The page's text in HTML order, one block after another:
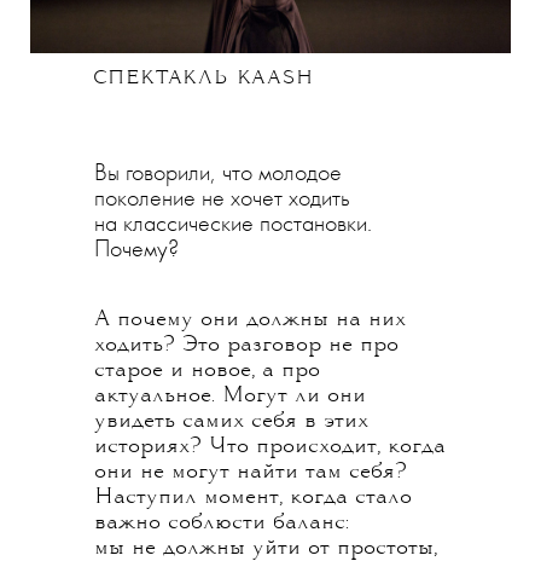
СПЕКТАКЛЬ KAASH
Вы говорили, что молодое
поколение не хочет ходить
на классические постановки.
Почему?
А почему они должны на них
ходить? Это разговор не про
старое и новое, а про
актуальное. Могут ли они
увидеть самих себя в этих
историях? Что происходит, когда
они не могут найти там себя?
Наступил момент, когда стало
важно соблюсти баланс:
мы не должны уйти от простоты,